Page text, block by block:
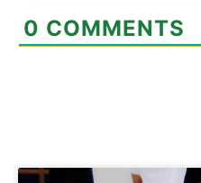
0 COMMENTS